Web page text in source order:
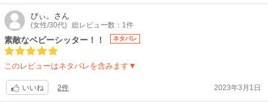
ぴぃ。 さん
(女性/30代) 総レビュー数：1件
素敵なベビーシッター！！ ネタバレ
このレビューはネタバレを含みます▼
いいね 2件 2023年3月1日